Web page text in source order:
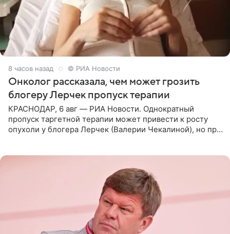
8 часов назад © РИА Новости
Онколог рассказала, чем может грозить
блогеру Лерчек пропуск терапии
КРАСНОДАР, 6 авг — РИА Новости. Однократный
пропуск таргетной терапии может привести к росту
опухоли у блогера Лерчек (Валерии Чекалиной), но при